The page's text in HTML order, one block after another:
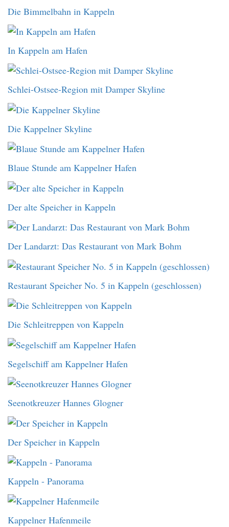
Die Bimmelbahn in Kappeln
In Kappeln am Hafen
Schlei-Ostsee-Region mit Damper Skyline
Die Kappelner Skyline
Blaue Stunde am Kappelner Hafen
Der alte Speicher in Kappeln
Der Landarzt: Das Restaurant von Mark Bohm
Restaurant Speicher No. 5 in Kappeln (geschlossen)
Die Schleitreppen von Kappeln
Segelschiff am Kappelner Hafen
Seenotkreuzer Hannes Glogner
Der Speicher in Kappeln
Kappeln - Panorama
Kappelner Hafenmeile